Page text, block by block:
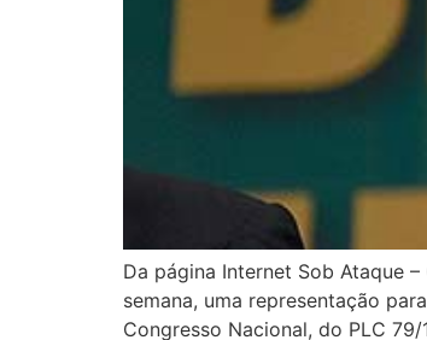
Da página Internet Sob Ataque
semana, uma representação
Congresso Nacional, do PLC 79/